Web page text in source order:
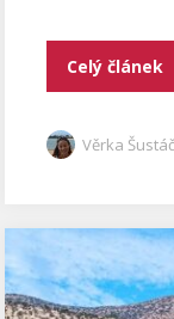
Celý článek
Věrka